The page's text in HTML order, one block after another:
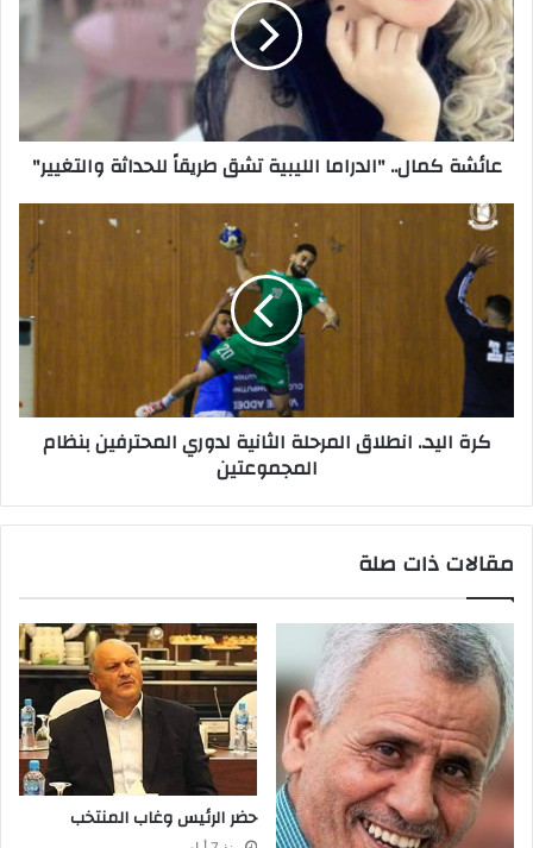
ل
إ
ل
ك
ت
ر
عائشة كمال.. "الدراما الليبية تشق طريقاً للحداثة والتغيير"
كرة اليد.. انطلاق المرحلة الثانية لدوري المحترفين بنظام
المجموعتين
مقالات ذات صلة
حضر‭ ‬الرئيس‭ ‬وغاب‭ ‬المنتخب